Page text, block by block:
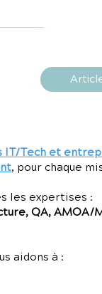
Tech et
, pour chaque
les expertises :
QA, AMOA/
aidons à :